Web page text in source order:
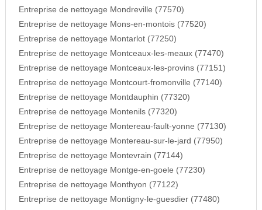
Entreprise de nettoyage Mondreville (77570)
Entreprise de nettoyage Mons-en-montois (77520)
Entreprise de nettoyage Montarlot (77250)
Entreprise de nettoyage Montceaux-les-meaux (77470)
Entreprise de nettoyage Montceaux-les-provins (77151)
Entreprise de nettoyage Montcourt-fromonville (77140)
Entreprise de nettoyage Montdauphin (77320)
Entreprise de nettoyage Montenils (77320)
Entreprise de nettoyage Montereau-fault-yonne (77130)
Entreprise de nettoyage Montereau-sur-le-jard (77950)
Entreprise de nettoyage Montevrain (77144)
Entreprise de nettoyage Montge-en-goele (77230)
Entreprise de nettoyage Monthyon (77122)
Entreprise de nettoyage Montigny-le-guesdier (77480)